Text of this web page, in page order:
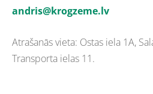
andris@krogzeme.lv
Atrašanās vieta: Ostas iela 1A,
Transporta ielas 11.